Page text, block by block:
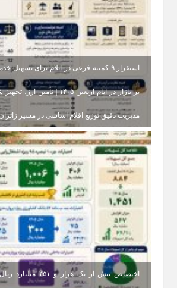
استقرار ۹ کمیته فرعی در ایلام برای
بر بازار در ایام اربعین ۱۴۰۵ |
مدیریت دقیق توزیع اقلام اساسی در مسیر
اختصاص بیش از یک هزار و